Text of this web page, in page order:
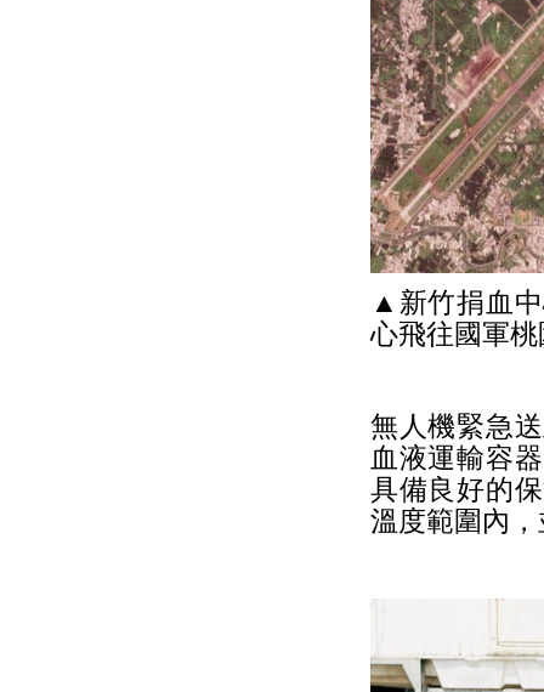
▲新竹捐血
心飛往國軍
無人機緊急
血液運輸容
具備良好的
溫度範圍內